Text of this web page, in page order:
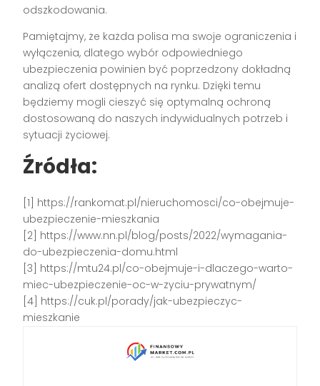
odszkodowania.
Pamiętajmy, że każda polisa ma swoje ograniczenia i
wyłączenia, dlatego wybór odpowiedniego
ubezpieczenia powinien być poprzedzony dokładną
analizą ofert dostępnych na rynku. Dzięki temu
będziemy mogli cieszyć się optymalną ochroną
dostosowaną do naszych indywidualnych potrzeb i
sytuacji życiowej.
Źródła:
[1] https://rankomat.pl/nieruchomosci/co-obejmuje-
ubezpieczenie-mieszkania
[2] https://www.nn.pl/blog/posts/2022/wymagania-
do-ubezpieczenia-domu.html
[3] https://mtu24.pl/co-obejmuje-i-dlaczego-warto-
miec-ubezpieczenie-oc-w-zyciu-prywatnym/
[4] https://cuk.pl/porady/jak-ubezpieczyc-
mieszkanie